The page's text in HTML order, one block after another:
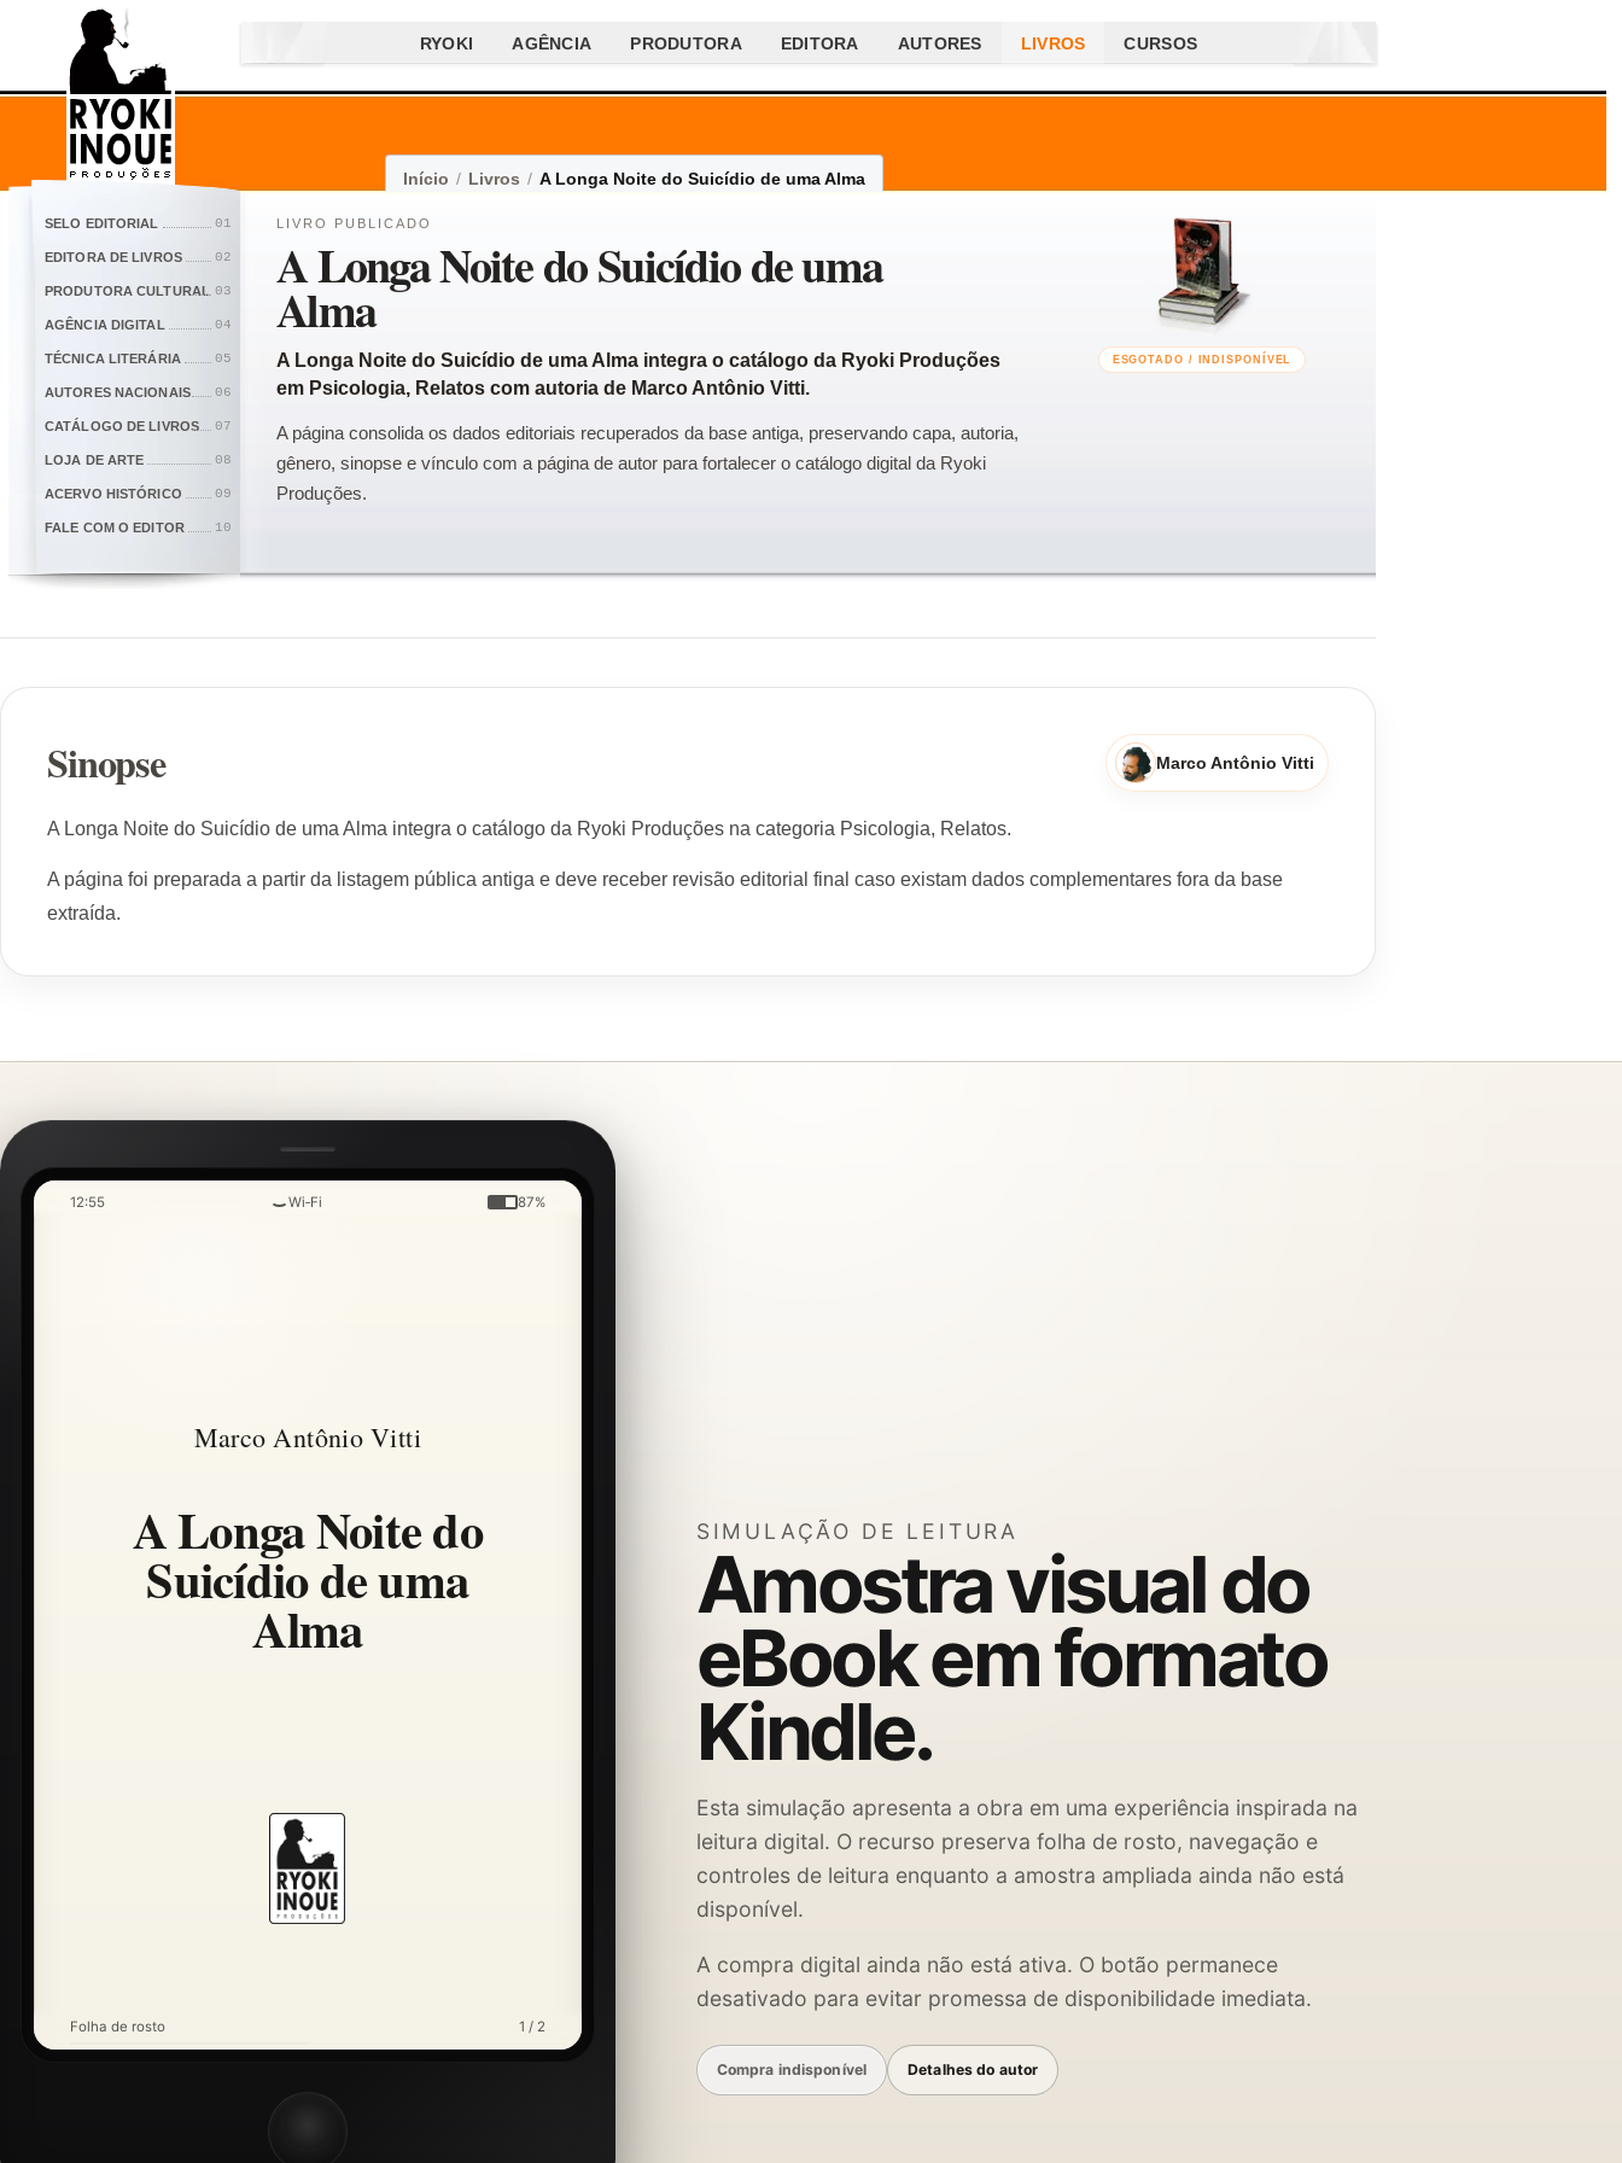
RYOKI AGÊNCIA PRODUTORA EDITORA AUTORES LIVROS CURSOS
SELO EDITORIAL 01
EDITORA DE LIVROS 02
PRODUTORA CULTURAL 03
AGÊNCIA DIGITAL 04
TÉCNICA LITERÁRIA 05
AUTORES NACIONAIS 06
CATÁLOGO DE LIVROS 07
LOJA DE ARTE 08
ACERVO HISTÓRICO 09
FALE COM O EDITOR 10
Início / Livros / A Longa Noite do Suicídio de uma Alma
LIVRO PUBLICADO
A Longa Noite do Suicídio de uma
Alma
A Longa Noite do Suicídio de uma Alma integra o catálogo da Ryoki Produções
em Psicologia, Relatos com autoria de Marco Antônio Vitti.
A página consolida os dados editoriais recuperados da base antiga, preservando capa, autoria,
gênero, sinopse e vínculo com a página de autor para fortalecer o catálogo digital da Ryoki
Produções.
ESGOTADO / INDISPONÍVEL
Sinopse Marco Antônio Vitti
A Longa Noite do Suicídio de uma Alma integra o catálogo da Ryoki Produções na categoria Psicologia, Relatos.
A página foi preparada a partir da listagem pública antiga e deve receber revisão editorial final caso existam dados complementares fora da base
extraída.
12:55 Wi‑Fi 87%
Marco Antônio Vitti
A Longa Noite do
Suicídio de uma
Alma
Folha de rosto 1 / 2
SIMULAÇÃO DE LEITURA
Amostra visual do
eBook em formato
Kindle.
Esta simulação apresenta a obra em uma experiência inspirada na
leitura digital. O recurso preserva folha de rosto, navegação e
controles de leitura enquanto a amostra ampliada ainda não está
disponível.
A compra digital ainda não está ativa. O botão permanece
desativado para evitar promessa de disponibilidade imediata.
Compra indisponível Detalhes do autor